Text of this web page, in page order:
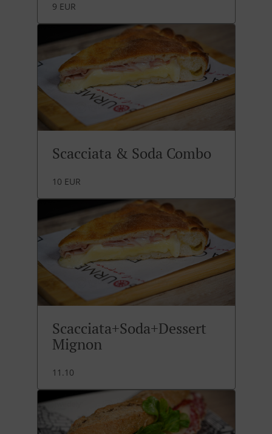
9 EUR
Scacciata & Soda Combo
10 EUR
Scacciata+Soda+Dessert
Mignon
11.10